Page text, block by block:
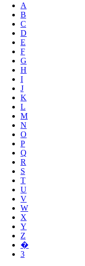
A
B
C
D
E
F
G
H
I
J
K
L
M
N
O
P
Q
R
S
T
U
V
W
X
Y
Z
�
3